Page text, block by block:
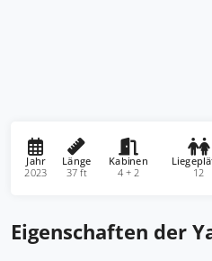
Jahr
2023
Länge
37 ft
Kabinen
4 + 2 12
Eigenschaften der